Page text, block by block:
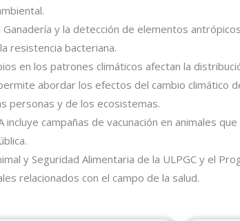
y la detección de elementos
resistencia bacteriana.
en los patrones climáticos afectan la
abordar los efectos del cambio climático
personas y de los ecosistemas.
incluye campañas de vacunación en animales
y Seguridad Alimentaria de la ULPGC y el
relacionados con el campo de la salud.